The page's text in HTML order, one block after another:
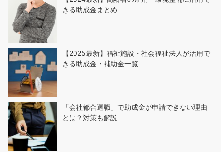
きる助成金まとめ
【2025最新】福祉施設・社会福祉法人が活用で
きる助成金・補助金一覧
「会社都合退職」で助成金が申請できない理由
とは？対策も解説